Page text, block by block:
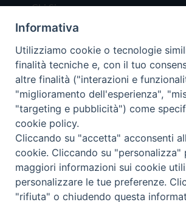
Chi Siamo
Redazione
Scrivici
Copyright © 2019 - Tutti i
Trentina Editrice
Privacy Policy
Informativa
Utilizziamo cookie o tecnologie
finalità tecniche e, con il tuo
altre finalità ("interazioni e
"miglioramento dell'esperienza",
"targeting e pubblicità") come
cookie policy.
Cliccando su "accetta" acconsenti
cookie. Cliccando su "personalizza"
maggiori informazioni sui cookie
personalizzare le tue preferenze.
"rifiuta" o chiudendo questa